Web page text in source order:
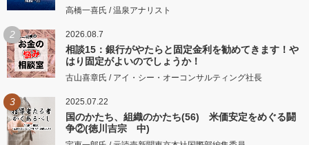
高橋一喜氏 / 温泉アナリスト
2 2026.08.7
相談15：銀行がやたらと固定金利を勧めてきます！や
はり固定がよいのでしょうか！
古山喜章氏 / アイ・シー・オーコンサルティング社長
3 2025.07.22
国のかたち、組織のかたち(56) 米価安定をめぐる闘
争②(徳川吉宗 中)